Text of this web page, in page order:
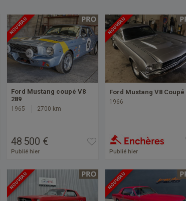
NOUVEAU
Ford Mustang coupé V8
289
1965 2700 km
48 500 €
Publié hier
NOUVEAU
Ford Mustang V8 Coupé
1966
Publié hier
NOUVEAU NOUVEAU